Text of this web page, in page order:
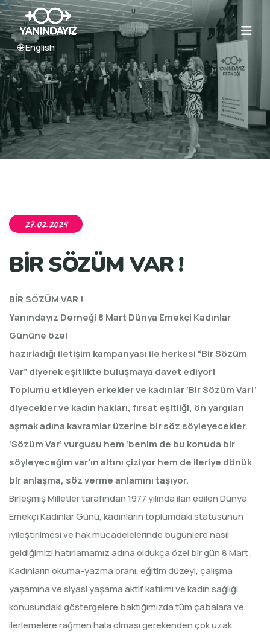
🌐 English
27.02.2024
BİR SÖZÜM VAR !
BİR SÖZÜM VAR !
Yanındayız Derneği 8 Mart Dünya Emekçi Kadınlar
Gününe özel
hazırladığı iletişim kampanyası ile herkesi “Bir Sözüm
Var” diyerek eşitlikte buluşmaya davet ediyor!
Toplumu etkileyen erkekler ve kadınlar ‘Bir Sözüm Var!’
diyecekler ve kadın hakları, fırsat eşitliği, ön yargıları
aşmak adına kavramlar üzerine bir söz söyleyecekler.
‘Sözüm Var’ vurgusu hem ‘benim de bu konuda bir
söyleyeceğim var’ın altını çiziyor hem de ileriye dönük
bir anlaşma, söz verme anlamını taşıyor.
Birleşmiş Milletler tarafından 1977 yılında ilan edilen Dünya
Emekçi Kadınlar Günü, kadınların toplumdaki statüsünün
iyileştirilmesi ve hak mücadelelerinde bugünlere nasıl
geldiğimizi hatırlamamız adına oldukça özel bir gün 8 Mart.
Kadınların okuma-yazma oranı, eğitim düzeyi, çalışma
yaşamına ve siyasi yaşama aktif katılımı ve kadın sağlığı
konusundaki göstergelere baktığımızda tüm çabalara ve
ilerlemelere rağmen hala olması gerekenden çok uzak